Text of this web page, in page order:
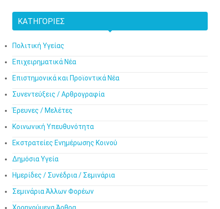
ΚΑΤΗΓΟΡΊΕΣ
Πολιτική Υγείας
Επιχειρηματικά Νέα
Επιστημονικά και Προϊοντικά Νέα
Συνεντεύξεις / Αρθρογραφία
Έρευνες / Μελέτες
Κοινωνική Υπευθυνότητα
Εκστρατείες Ενημέρωσης Κοινού
Δημόσια Υγεία
Ημερίδες / Συνέδρια / Σεμινάρια
Σεμινάρια Άλλων Φορέων
Χορηγούμενα Άρθρα